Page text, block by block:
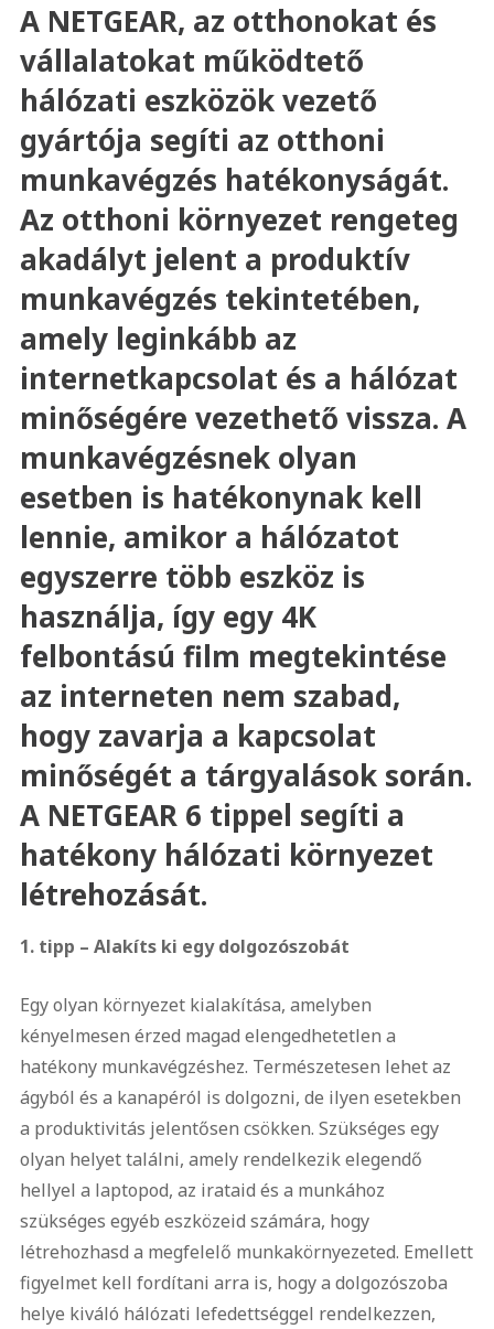
A NETGEAR, az otthonokat és
vállalatokat működtető
hálózati eszközök vezető
gyártója segíti az otthoni
munkavégzés hatékonyságát.
Az otthoni környezet rengeteg
akadályt jelent a produktív
munkavégzés tekintetében,
amely leginkább az
internetkapcsolat és a hálózat
minőségére vezethető vissza. A
munkavégzésnek olyan
esetben is hatékonynak kell
lennie, amikor a hálózatot
egyszerre több eszköz is
használja, így egy 4K
felbontású film megtekintése
az interneten nem szabad,
hogy zavarja a kapcsolat
minőségét a tárgyalások során.
A NETGEAR 6 tippel segíti a
hatékony hálózati környezet
létrehozását.
1. tipp – Alakíts ki egy dolgozószobát
Egy olyan környezet kialakítása, amelyben
kényelmesen érzed magad elengedhetetlen a
hatékony munkavégzéshez. Természetesen lehet az
ágyból és a kanapéról is dolgozni, de ilyen esetekben
a produktivitás jelentősen csökken. Szükséges egy
olyan helyet találni, amely rendelkezik elegendő
hellyel a laptopod, az irataid és a munkához
szükséges egyéb eszközeid számára, hogy
létrehozhasd a megfelelő munkakörnyezeted. Emellett
figyelmet kell fordítani arra is, hogy a dolgozószoba
helye kiváló hálózati lefedettséggel rendelkezzen,